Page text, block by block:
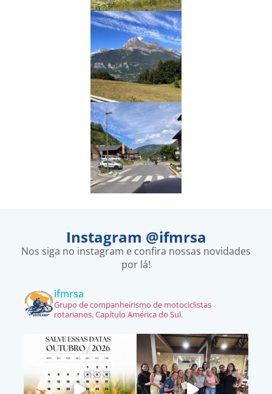
Instagram @ifmrsa
Nos siga no instagram e confira nossas novidades
por lá!
ifmrsa
Grupo de companheirismo de motociclistas
rotarianos. Capítulo América do Sul.